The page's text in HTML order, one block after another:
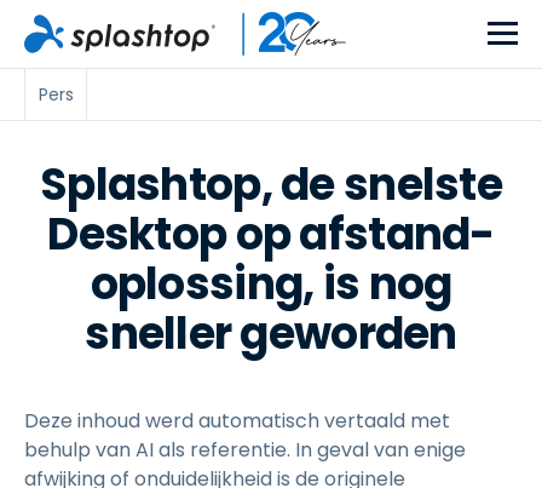
Pers
Splashtop, de snelste
Desktop op afstand-
oplossing, is nog
sneller geworden
Deze inhoud werd automatisch vertaald met
behulp van AI als referentie. In geval van enige
afwijking of onduidelijkheid is de originele